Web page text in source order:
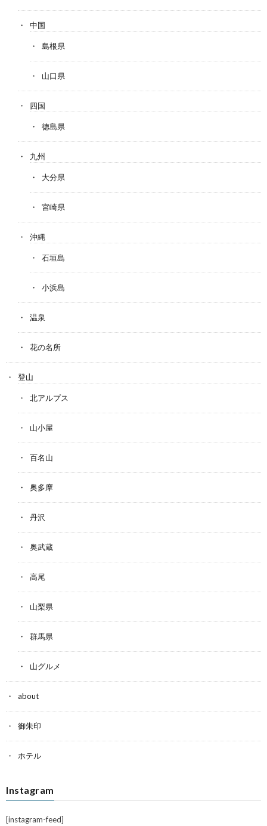
中国
島根県
山口県
四国
徳島県
九州
大分県
宮崎県
沖縄
石垣島
小浜島
温泉
花の名所
登山
北アルプス
山小屋
百名山
奥多摩
丹沢
奥武蔵
高尾
山梨県
群馬県
山グルメ
about
御朱印
ホテル
Instagram
[instagram-feed]